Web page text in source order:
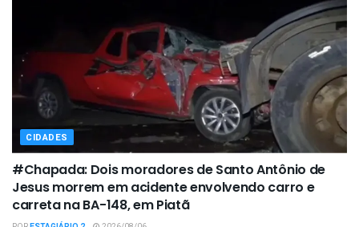
CIDADES
#Chapada: Dois moradores de Santo Antônio de
Jesus morrem em acidente envolvendo carro e
carreta na BA-148, em Piatã